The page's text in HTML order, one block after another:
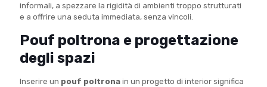
informali, a spezzare la rigidità di ambienti troppo strutturati
e a offrire una seduta immediata, senza vincoli.
Pouf poltrona e progettazione
degli spazi
Inserire un pouf poltrona in un progetto di interior significa